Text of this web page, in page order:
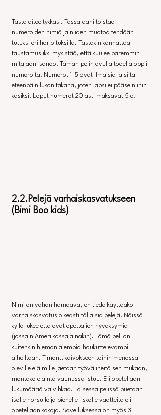
Tästä äitee tykkäsi. Tässä ääni toistaa
numeroiden nimiä ja niiden muotoa tehdään
tutuksi eri harjoituksilla. Tästäkin kannattaa
taustamusiikki mykistää, että kuulee paremmin
mitä ääni sanoo. Tämän pelin avulla todella oppii
numeroita. Numerot 1-5 ovat ilmaisia ja siitä
eteenpäin lukon takana, joten lapsi ei pääse niihin
käsiksi. Loput numerot 20 asti maksavat 5 e.
2.2.Pelejä varhaiskasvatukseen
(Bimi Boo kids)
Nimi on vähän hämäävä, en tiedä käyttääkö
varhaiskasvatus oikeasti tällaisia pelejä. Näissä
kyllä lukee että ovat opettajien hyväksymiä
(jossain Ameriikassa ainakin). Tämä peli on
kuitenkin hieman aiempia houkuttelevampi
aiheiltaan. Timanttikaivokseen töihin menossa
oleville eläimille jaetaan työvälineitä sen mukaan,
montako eläintä vaunussa istuu. Eli opetellaan
lukumääriä vaivihkaa. Toisessa pelissä puetaan
isolle norsulle ja pienelle liskolle vaatteita eli
opetellaan kokoja. Sovelluksessa on myös 3